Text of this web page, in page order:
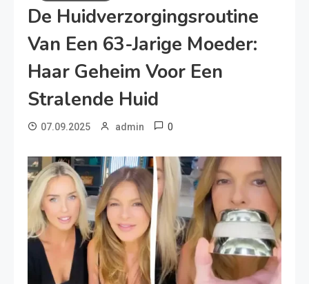
De Huidverzorgingsroutine
Van Een 63-Jarige Moeder:
Haar Geheim Voor Een
Stralende Huid
07.09.2025 admin 0